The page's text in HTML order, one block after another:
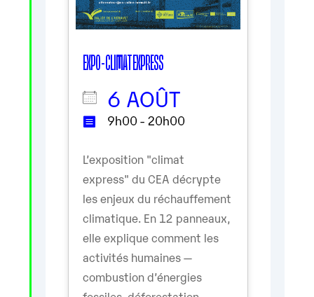
EXPO - CLIMAT EXPRESS
6 AOÛT
9h00 - 20h00
L’exposition "climat
express" du CEA décrypte
les enjeux du réchauffement
climatique. En 12 panneaux,
elle explique comment les
activités humaines —
combustion d’énergies